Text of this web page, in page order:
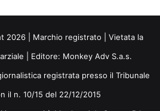
2026 | Marchio registrato | Vietata la
| Editore: Monkey Adv S.a.s.
registrata presso il Tribunale
il n. 10/15 del 22/12/2015